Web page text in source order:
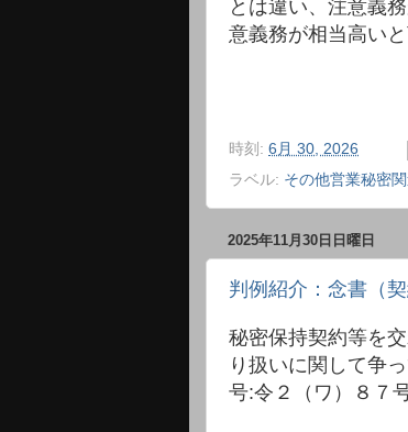
とは違い、注意義
意義務が相当高い
時刻: 6月 30, 2026
ラベル: その他営業秘密
2025年11月30日日曜日
判例紹介：念書（
秘密保持契約等を
り扱いに関して争
号:令２（ワ）８７